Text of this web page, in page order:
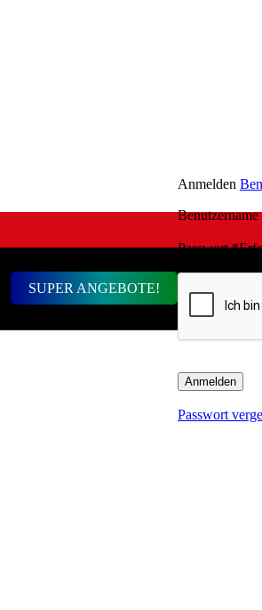
SUPER ANGEBOTE!
Anmelden
Passwort*
Anmelden
Passwort